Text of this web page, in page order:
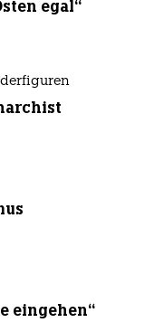
egal“
eingehen“